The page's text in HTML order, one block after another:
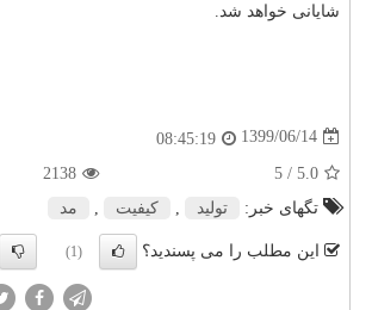
شایانی خواهد شد.
1399/06/14
08:45:19
5.0
/ 5
2138
تگهای خبر:
تولید كیفیت مد
این مطلب را می پسندید؟ (1)